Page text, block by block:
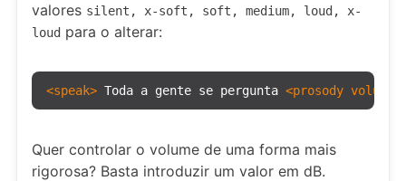
valores silent, x-soft, soft, medium, loud, x-
loud para o alterar:
<speak> Toda a gente se pergunta <prosody volume
Quer controlar o volume de uma forma mais
rigorosa? Basta introduzir um valor em dB.